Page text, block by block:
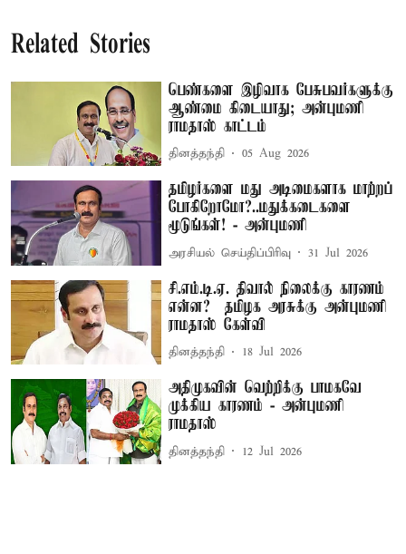
Related Stories
பெண்களை இழிவாக பேசுபவர்களுக்கு
ஆண்மை கிடையாது; அன்புமணி
ராமதாஸ் காட்டம்
தினத்தந்தி 05 Aug 2026
தமிழர்களை மது அடிமைகளாக மாற்றப்
போகிறோமோ?..மதுக்கடைகளை
மூடுங்கள்! - அன்புமணி
அரசியல் செய்திப்பிரிவு 31 Jul 2026
சி.எம்.டி.ஏ. திவால் நிலைக்கு காரணம்
என்ன? – தமிழக அரசுக்கு அன்புமணி
ராமதாஸ் கேள்வி
தினத்தந்தி 18 Jul 2026
அதிமுகவின் வெற்றிக்கு பாமகவே
முக்கிய காரணம் - அன்புமணி
ராமதாஸ்
தினத்தந்தி 12 Jul 2026